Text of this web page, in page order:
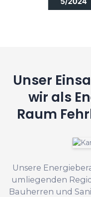
Unser
wir als
Raum
Unsere
umliegenden
Bauherren und